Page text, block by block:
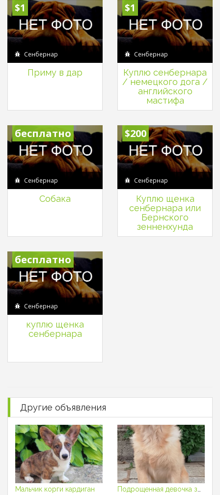
$1
Сенбернар
Приму в дар
$1
Сенбернар
Куплю сенбернара
/ немецкого дога /
английского
мастифа
бесплатно
Сенбернар
Собака
$200
Сенбернар
Куплю щенка
сенбернара или
Бернского
зенненхунда
бесплатно
Сенбернар
куплю щенка
сенбернара
Другие объявления
Мальчик корги кардиган